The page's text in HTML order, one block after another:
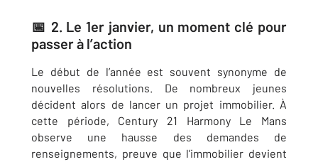
📅 2. Le 1er janvier, un moment clé pour
passer à l’action
Le début de l’année est souvent synonyme de
nouvelles résolutions. De nombreux jeunes
décident alors de lancer un projet immobilier. À
cette période, Century 21 Harmony Le Mans
observe une hausse des demandes de
renseignements, preuve que l’immobilier devient